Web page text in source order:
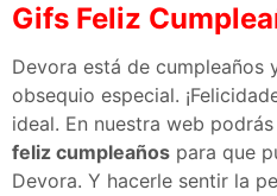
Gifs Feliz
Devora está de cumpleaños
obsequio especial.
ideal. En nuestra web
feliz cumpleaños para que
Devora. Y hacerle sentir la